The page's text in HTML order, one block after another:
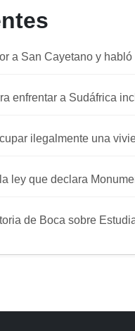
a San Cayetano y
enfrentar a Sudáfrica
ilegalmente una
ley que declara
de Boca sobre